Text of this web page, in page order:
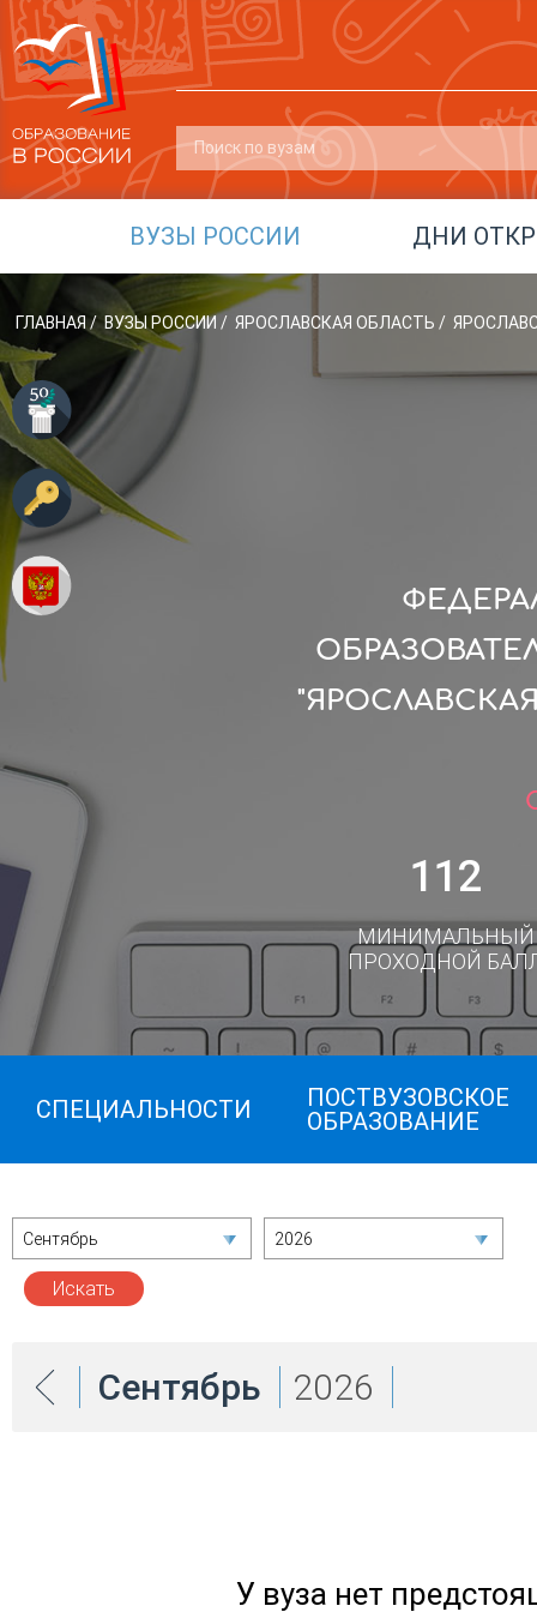
ВУЗЫ РОССИИ ДНИ
ГЛАВНАЯ/ ВУЗЫ РОССИИ / ЯРОСЛАВСКАЯ ОБЛАСТЬ /
112
МИНИМАЛЬНЫЙ
ПРОХОДНОЙ
СПЕЦИАЛЬНОСТИ
ПОСТВУЗОВСКОЕ
ОБРАЗОВАНИЕ
Сентябрь 2026
Сентябрь 2026
У вуза нет